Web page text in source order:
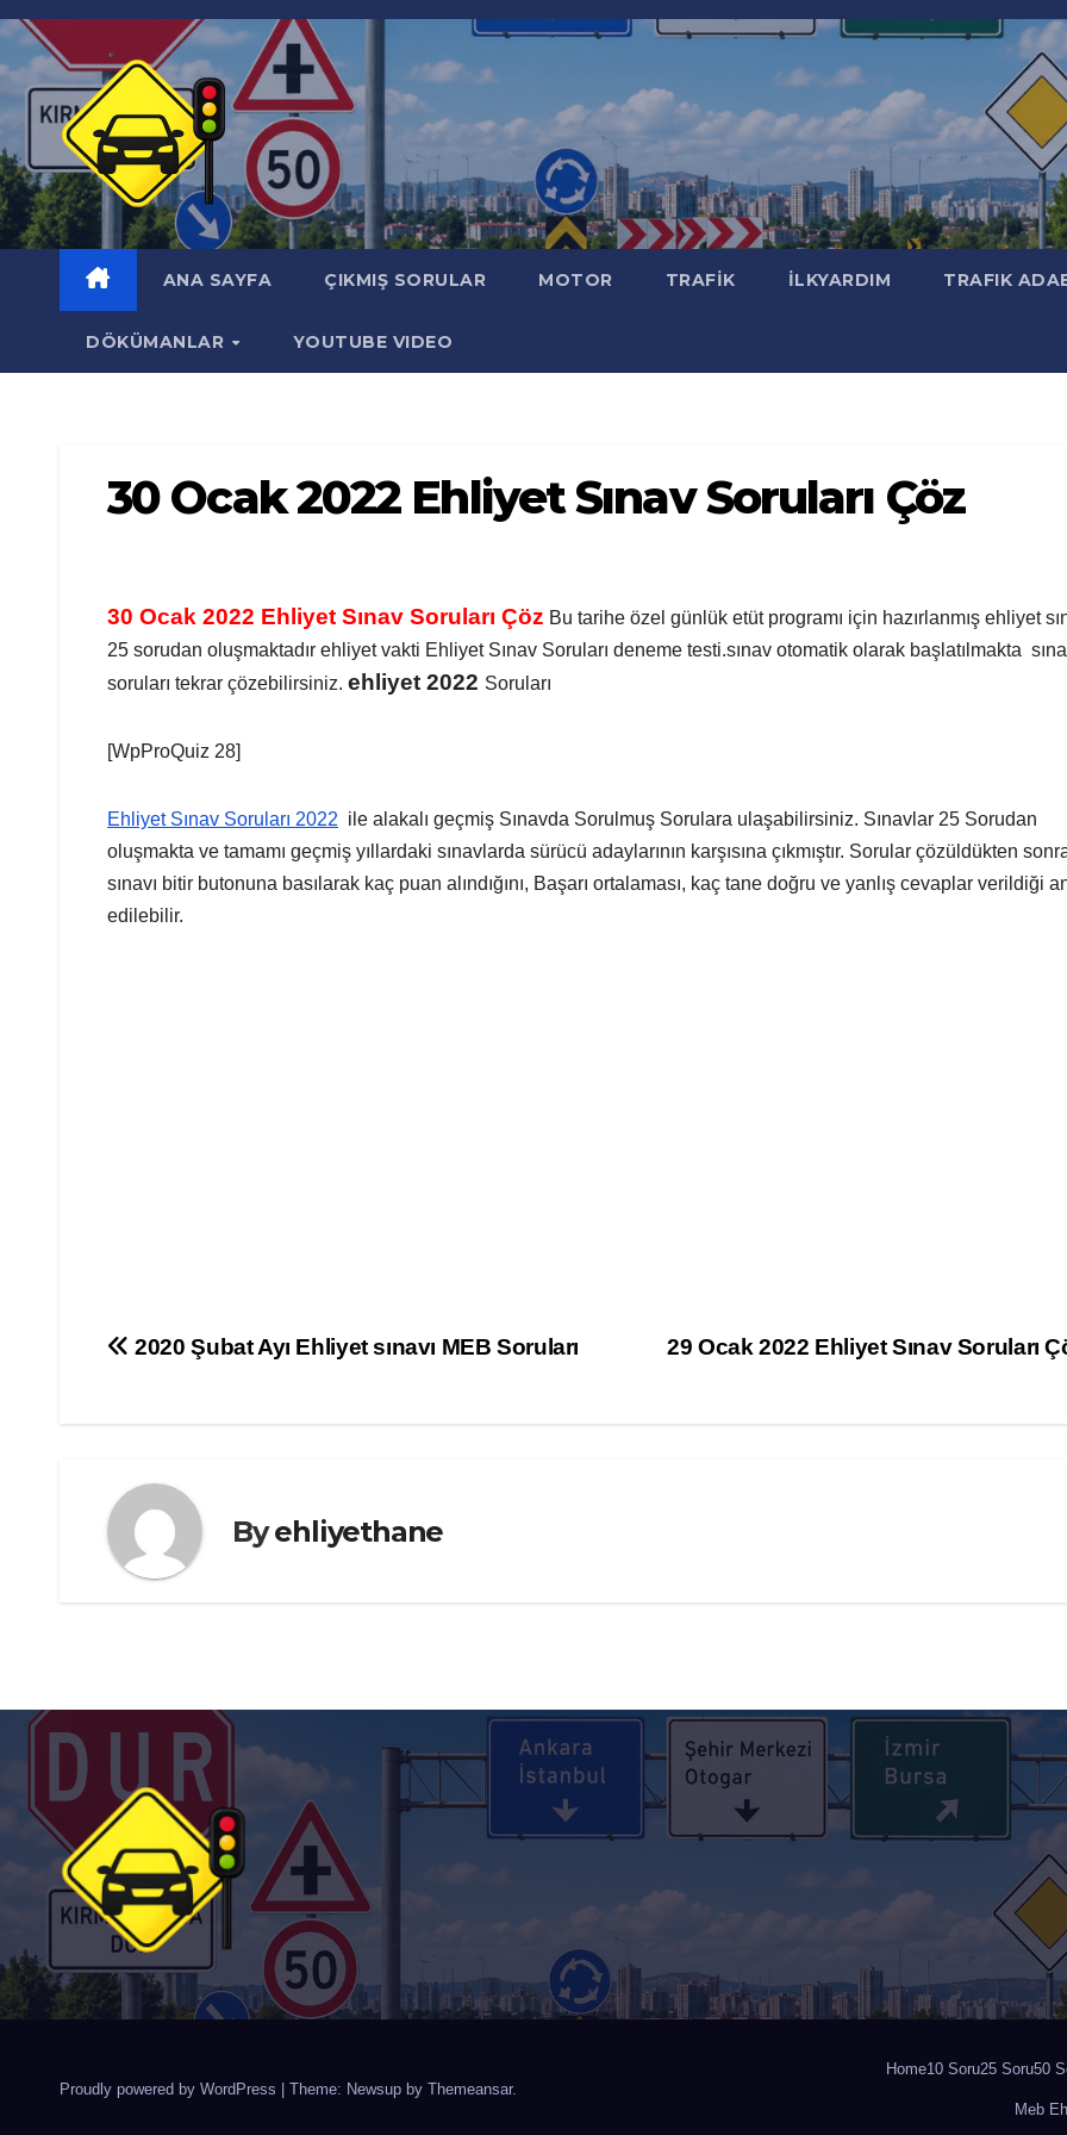
Skip
content
ANA SAYFA ÇIKMIŞ SORULAR MOTOR TRAFİK İLKYARDIM TRAFIK
DÖKÜMANLAR YOUTUBE VIDEO
30 Ocak 2022 Ehliyet Sınav Soruları Çöz
30 Ocak 2022 Ehliyet Sınav Soruları Çöz Bu tarihe özel günlük etüt programı için hazırlanmış ehliyet
25 sorudan oluşmaktadır ehliyet vakti Ehliyet Sınav Soruları deneme testi.sınav otomatik olarak başlatılmakta
soruları tekrar çözebilirsiniz. ehliyet 2022 Soruları
[WpProQuiz 28]
Ehliyet Sınav Soruları 2022 ile alakalı geçmiş Sınavda Sorulmuş Sorulara ulaşabilirsiniz. Sınavlar 25 Sorudan
oluşmakta ve tamamı geçmiş yıllardaki sınavlarda sürücü adaylarının karşısına çıkmıştır. Sorular çözüldükten
sınavı bitir butonuna basılarak kaç puan alındığını, Başarı ortalaması, kaç tane doğru ve yanlış cevaplar verildiği
edilebilir.
Yazı
29 Ocak 2022 Ehliyet Sınav Soruları
2020 Şubat Ayı Ehliyet sınavı MEB Soruları
Byehliyethane
Proudly powered by WordPress Theme: Newsup by Themeansar.
Home10 Soru25 Soru50
Meb